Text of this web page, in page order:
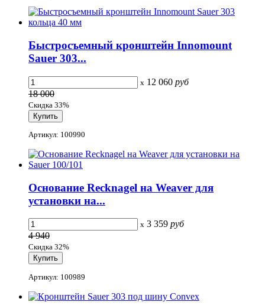
Быстросъемный кронштейн Innomount
Sauer 303...
x 12 060 руб
18 000
Скидка 33%
Артикул: 100990
Основание Recknagel на Weaver для
установки на...
x 3 359 руб
4 940
Скидка 32%
Артикул: 100989